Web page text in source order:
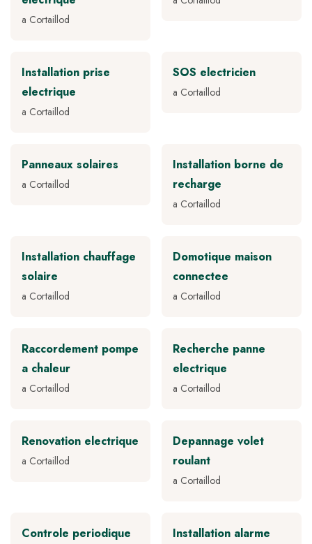
a Cortaillod
Installation prise
electrique
a Cortaillod
SOS electricien
a Cortaillod
Panneaux solaires
a Cortaillod
Installation borne de
recharge
a Cortaillod
Installation chauffage
solaire
a Cortaillod
Domotique maison
connectee
a Cortaillod
Raccordement pompe
a chaleur
a Cortaillod
Recherche panne
electrique
a Cortaillod
Renovation electrique
a Cortaillod
Depannage volet
roulant
a Cortaillod
Controle periodique
Installation alarme